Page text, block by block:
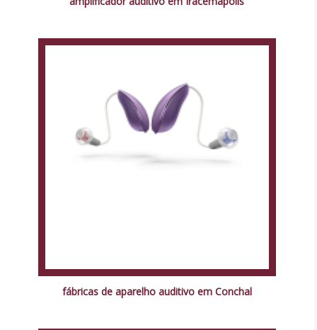
fábricas de aparelho auditivo em Conchal